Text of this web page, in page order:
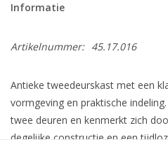
Informatie
Artikelnummer: 45.17.016
Antieke tweedeurskast met een
vormgeving en praktische
twee deuren en kenmerkt zich
degelijke constructie en een